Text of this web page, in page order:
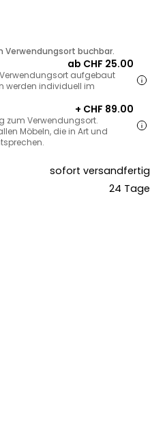
Verwendungsort buchbar.
ab CHF 25.00
Verwendungsort aufgebaut
werden individuell im
+ CHF 89.00
zum Verwendungsort.
Möbeln, die in Art und
sofort versandfertig
24 Tage